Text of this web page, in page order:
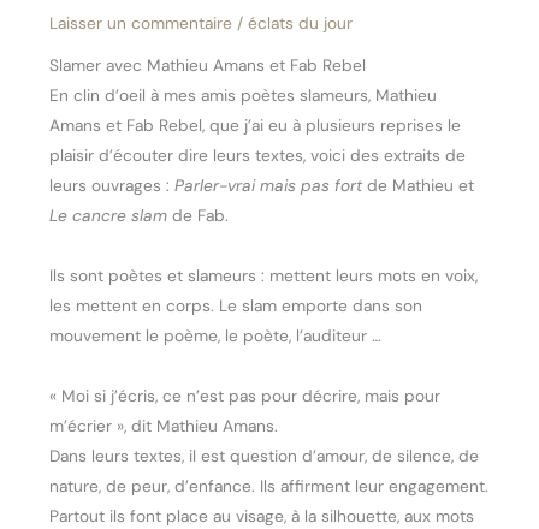
Laisser un commentaire /éclats du jour
Slamer avec Mathieu Amans et Fab Rebel
En clin d’oeil à mes amis poètes slameurs, Mathieu
Amans et Fab Rebel, que j’ai eu à plusieurs reprises le
plaisir d’écouter dire leurs textes, voici des extraits de
leurs ouvrages :Parler-vrai mais pas fortde Mathieu et
Le cancre slamde Fab.
Ils sont poètes et slameurs : mettent leurs mots en voix,
les mettent en corps. Le slam emporte dans son
mouvement le poème, le poète, l’auditeur …
« Moi si j’écris, ce n’est pas pour décrire, mais pour
m’écrier », dit Mathieu Amans.
Dans leurs textes, il est question d’amour, de silence, de
nature, de peur, d’enfance. Ils affirment leur engagement.
Partout ils font place au visage, à la silhouette, aux mots